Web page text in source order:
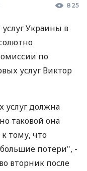
825
Украины в
по
услуг Виктор
услуг должна
таковой она
к тому, что
потери", -
вторник после